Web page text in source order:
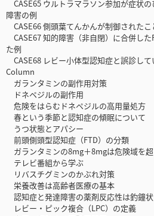
CASE65 ウルトラマラソン参加が症状
障害の例
CASE66 側頭葉てんかんが制御された
CASE67 知的障害（非自閉）に合併し
た例
CASE68 レビー小体型認知症と誤診し
Column
ガランタミンの副作用対策
ドネペジルの副作用
危険をはらむドネペジルの高用量処方
春という季節と認知症の傾眠について
うつ状態とアパシー
前頭側頭型認知症（FTD）の分類
ガランタミンの8mg＋8mgは危険域を超
テレビ番組から学ぶ
リバスチグミンのかぶれ対策
栄養改善は高齢者医療の基本
認知症と発達障害の薬剤反応性は釣鐘状
レビー・ピック複合（LPC）の定義